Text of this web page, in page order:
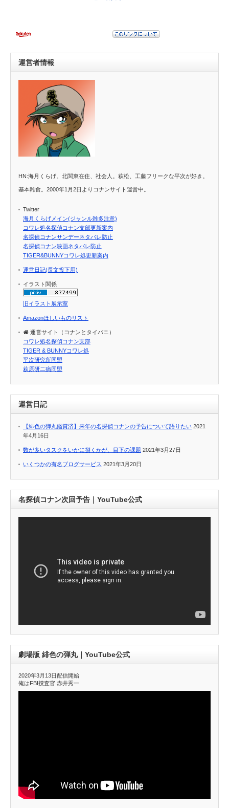
運営者情報
HN:海月くらげ。北関東在住、社会人。萩松、工藤フリークな平次が好き。
基本雑食。2000年1月2日よりコナンサイト運営中。
Twitter
海月くらげメイン(ジャンル雑多注意)
コワレ処名探偵コナン支部更新案内
名探偵コナンサンデーネタバレ防止
名探偵コナン映画ネタバレ防止
TIGER&BUNNYコワレ処更新案内
運営日記(長文投下用)
イラスト関係
旧イラスト展示室
Amazonほしいものリスト
運営サイト（コナンとタイバニ）
コワレ処名探偵コナン支部
TIGER & BUNNYコワレ処
平次研究所同盟
萩原研二病同盟
運営日記
【緋色の弾丸鑑賞済】来年の名探偵コナンの予告について語りたい 2021
年4月16日
数が多いタスクをいかに捌くかが、目下の課題 2021年3月27日
いくつかの有名ブログサービス 2021年3月20日
名探偵コナン次回予告｜YouTube公式
劇場版 緋色の弾丸｜YouTube公式
2020年3月13日配信開始
俺はFBI捜査官 赤井秀一